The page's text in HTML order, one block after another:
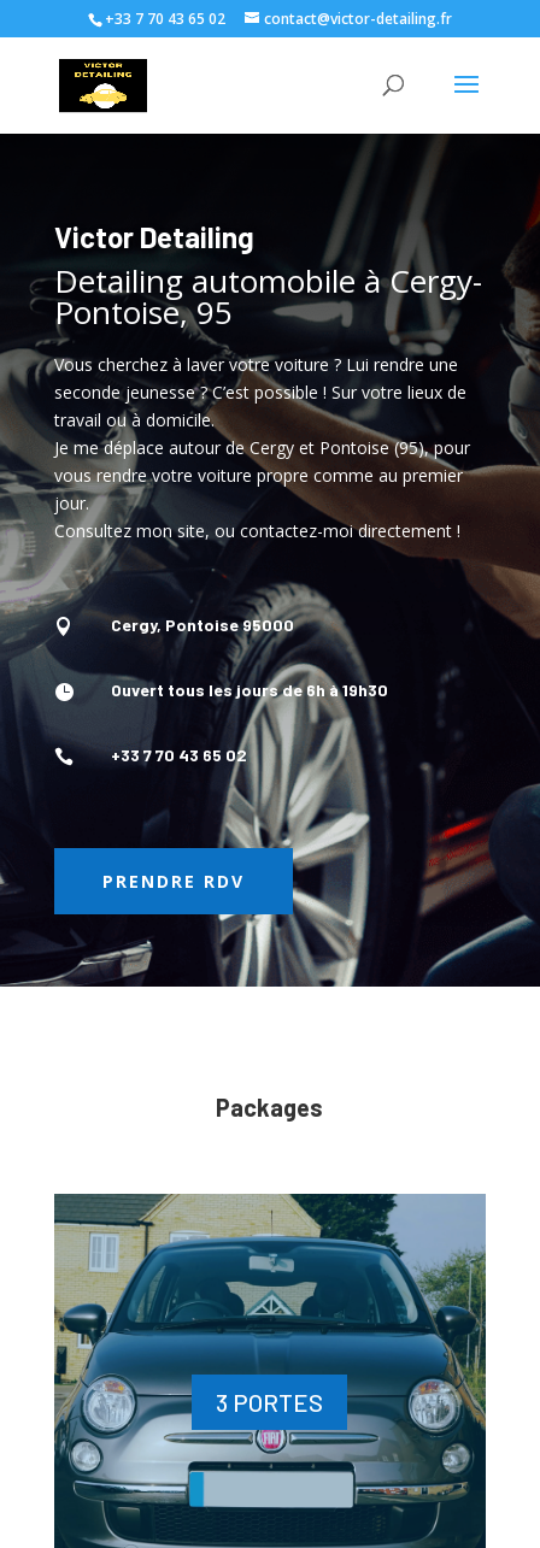
+33 7 70 43 65 02 contact@victor-detailing.fr
Victor Detailing
Detailing automobile à Cergy-
Pontoise, 95
Vous cherchez à laver votre voiture ? Lui rendre une
seconde jeunesse ? C’est possible ! Sur votre lieux de
travail ou à domicile.
Je me déplace autour de Cergy et Pontoise (95), pour
vous rendre votre voiture propre comme au premier
jour.
Consultez mon site, ou contactez-moi directement !
 Cergy, Pontoise 95000
 Ouvert tous les jours de 6h à 19h30
 +33 7 70 43 65 02
PRENDRE RDV
Packages
3 PORTES